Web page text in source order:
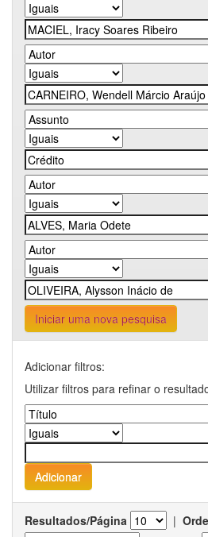
Iniciar uma nova pesquisa
Adicionar filtros:
Utilizar filtros para refinar o
Resultados/Página |